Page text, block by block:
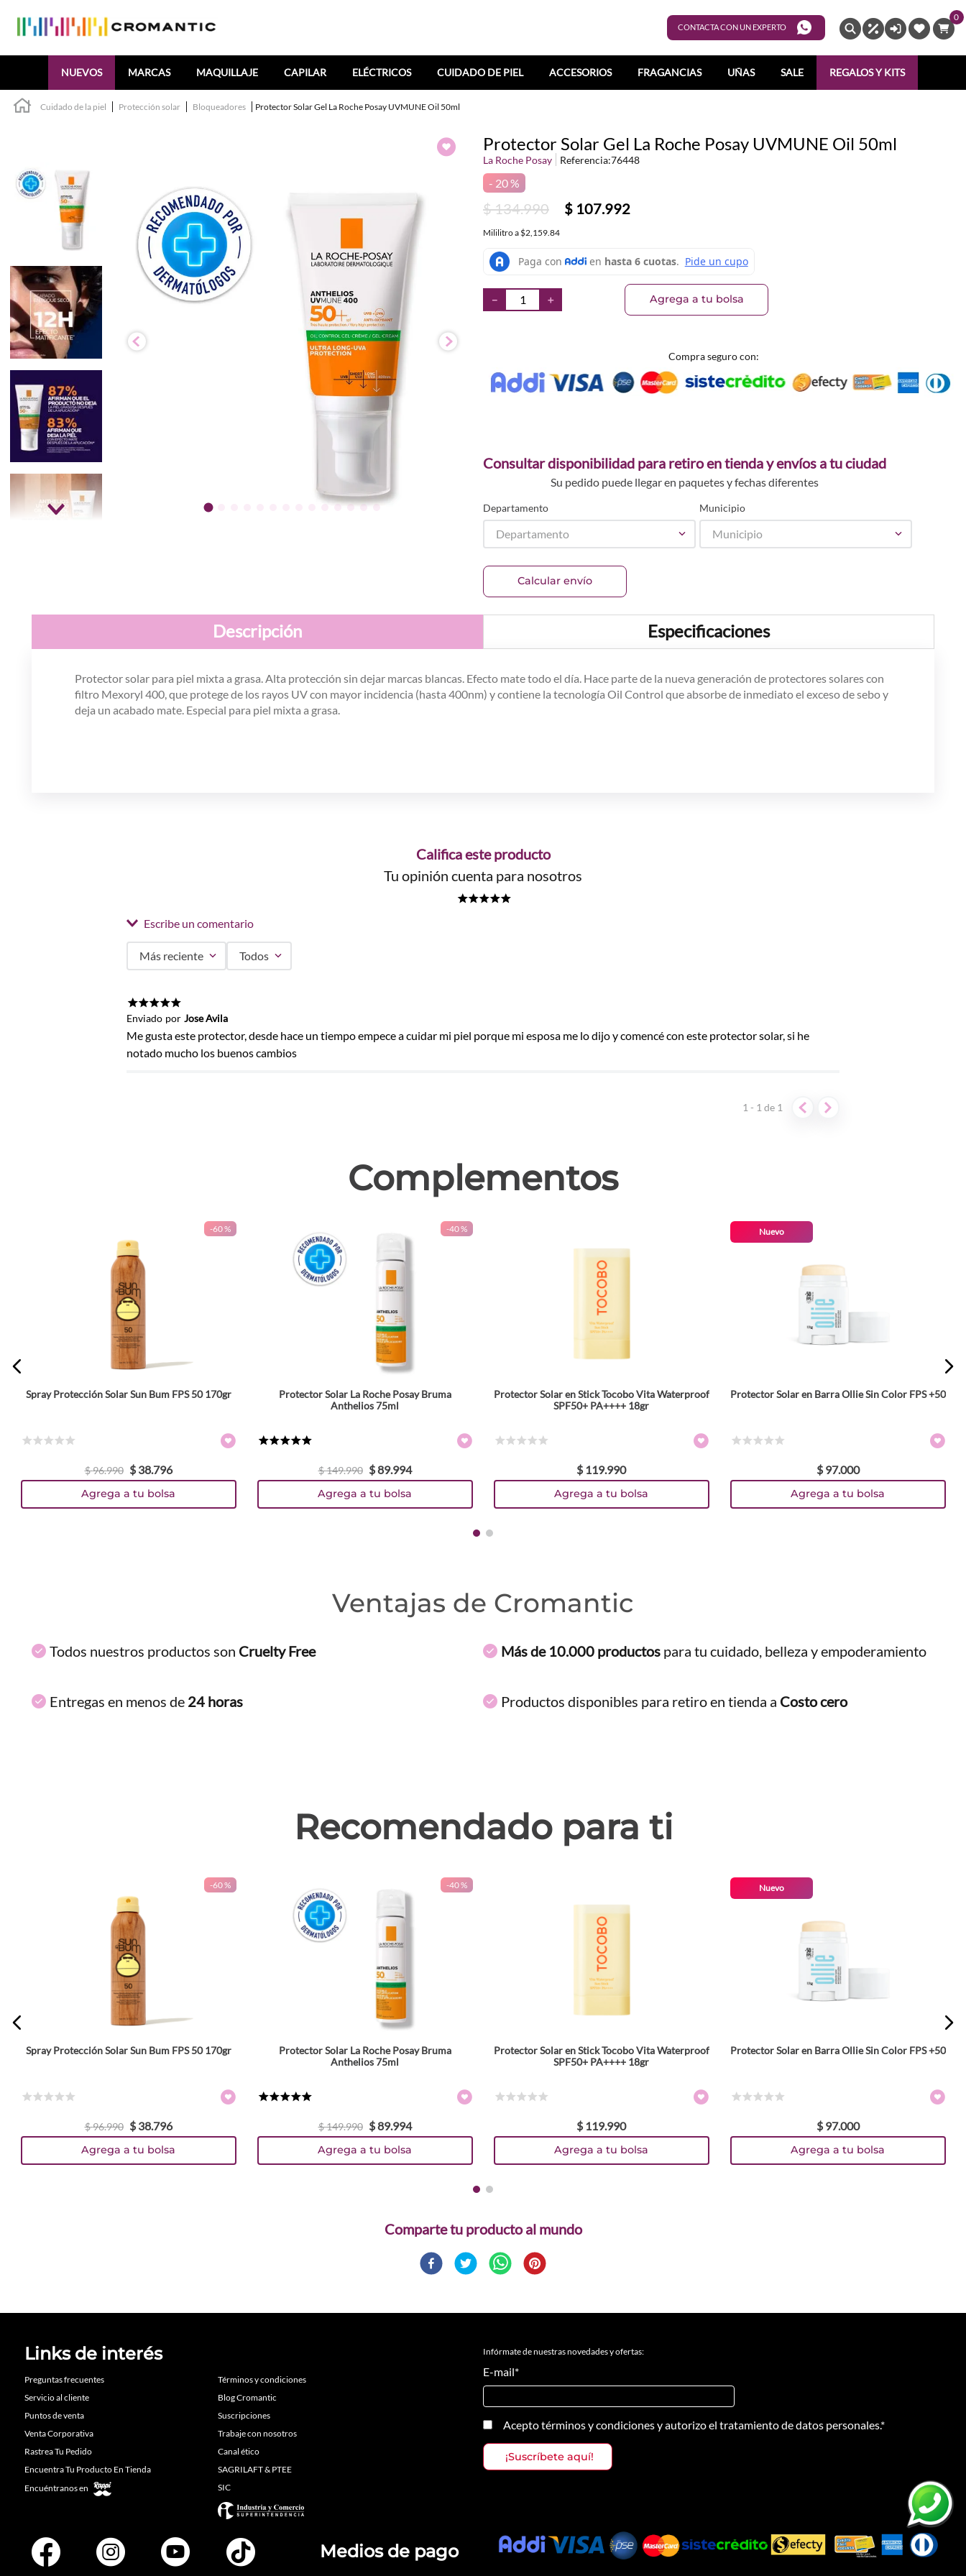
CONTACTA CON UN EXPERTO
0
NUEVOS MARCAS MAQUILLAJE CAPILAR ELÉCTRICOS CUIDADO DE PIEL ACCESORIOS FRAGANCIAS UÑAS SALE REGALOS Y KITS
Cuidado de la piel Protección solar Bloqueadores Protector Solar Gel La Roche Posay UVMUNE Oil 50ml
Protector Solar Gel La Roche Posay UVMUNE Oil 50ml
La Roche Posay Referencia:76448
20 %
$134.990 $ 107.992
Mililitroa $2,159.84
＋
－ Agrega a tu bolsa
Compra seguro con:
Consultar disponibilidad para retiro en tienda y envíos a tu ciudad
Su pedido puede llegar en paquetes y fechas diferentes
Departamento
Departamento
Municipio
Municipio
Calcular envío
Descripción Especificaciones
Protector solar para piel mixta a grasa. Alta protección sin dejar marcas blancas. Efecto mate todo el día. Hace parte de la nueva generación de protectores solares con
filtro Mexoryl 400, que protege de los rayos UV con mayor incidencia (hasta 400nm) y contiene la tecnología Oil Control que absorbe de inmediato el exceso de sebo y
deja un acabado mate. Especial para piel mixta a grasa.
Califica este producto
Tu opinión cuenta para nosotros
Escribe un comentario
Título
Escribe un comentario
Más reciente Todos
Enviado por Jose Avila
Me gusta este protector, desde hace un tiempo empece a cuidar mi piel porque mi esposa me lo dijo y comencé con este protector solar, si he
notado mucho los buenos cambios
1 - 1de 1
Complementos
-60 %
Spray Protección Solar Sun Bum FPS 50 170gr
$96.990 $ 38.796
Agrega a tu bolsa
-40 %
Protector Solar La Roche Posay Bruma
Anthelios 75ml
$149.990 $89.994
Agrega a tu bolsa
Protector Solar en Stick Tocobo Vita Waterproof
SPF50+ PA++++ 18gr
$ 119.990
Agrega a tu bolsa
Nuevo
Protector Solar en Barra Ollie Sin Color FPS +50
$ 97.000
Agrega a tu bolsa
Ventajas de Cromantic
Todos nuestros productos son Cruelty Free Más de 10.000 productos para tu cuidado, belleza y empoderamiento
Entregas en menos de 24 horas Productos disponibles para retiro en tienda a Costo cero
Recomendado para ti
-60 %
Spray Protección Solar Sun Bum FPS 50 170gr
$96.990 $ 38.796
Agrega a tu bolsa
-40 %
Protector Solar La Roche Posay Bruma
Anthelios 75ml
$149.990 $89.994
Agrega a tu bolsa
Protector Solar en Stick Tocobo Vita Waterproof
SPF50+ PA++++ 18gr
$ 119.990
Agrega a tu bolsa
Nuevo
Protector Solar en Barra Ollie Sin Color FPS +50
$ 97.000
Agrega a tu bolsa
Comparte
Links de interés
Preguntas frecuentes
Servicio al cliente
Puntos de venta
Venta Corporativa
Rastrea Tu Pedido
Encuentra Tu Producto En Tienda
Encuéntranos en
Términos y condiciones
Blog Cromantic
Suscripciones
Trabaje con nosotros
Canal ético
SAGRILAFT & PTEE
SIC
Infórmate de nuestras novedades y ofertas:
E-mail*
Aceptotérminos y condicionesyautorizo el tratamiento de datos personales.*
Medios de pago